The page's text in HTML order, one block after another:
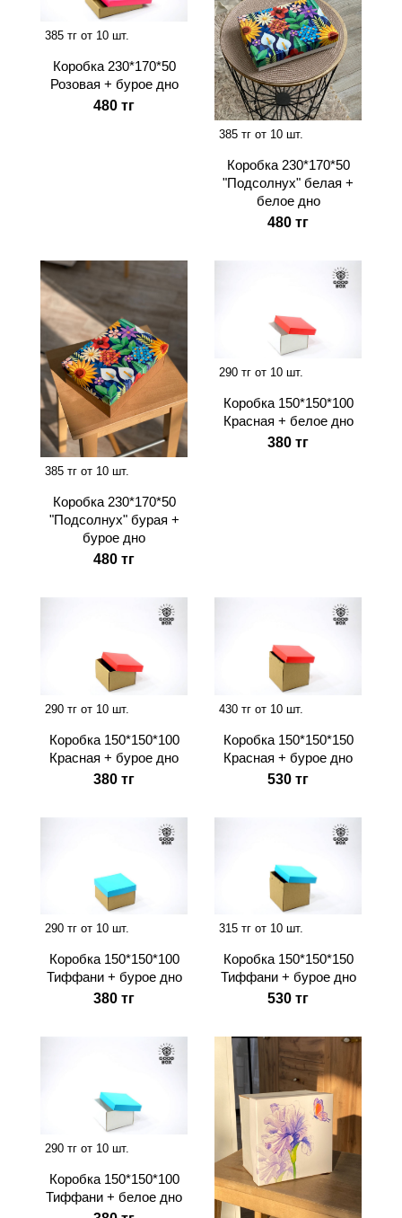
385 тг от 10 шт.
Коробка 230*170*50
Розовая + бурое дно
480 тг
385 тг от 10 шт.
Коробка 230*170*50
"Подсолнух" белая +
белое дно
480 тг
385 тг от 10 шт.
Коробка 230*170*50
"Подсолнух" бурая +
бурое дно
480 тг
290 тг от 10 шт.
Коробка 150*150*100
Красная + белое дно
380 тг
290 тг от 10 шт.
Коробка 150*150*100
Красная + бурое дно
380 тг
430 тг от 10 шт.
Коробка 150*150*150
Красная + бурое дно
530 тг
290 тг от 10 шт.
Коробка 150*150*100
Тиффани + бурое дно
380 тг
315 тг от 10 шт.
Коробка 150*150*150
Тиффани + бурое дно
530 тг
290 тг от 10 шт.
Коробка 150*150*100
Тиффани + белое дно